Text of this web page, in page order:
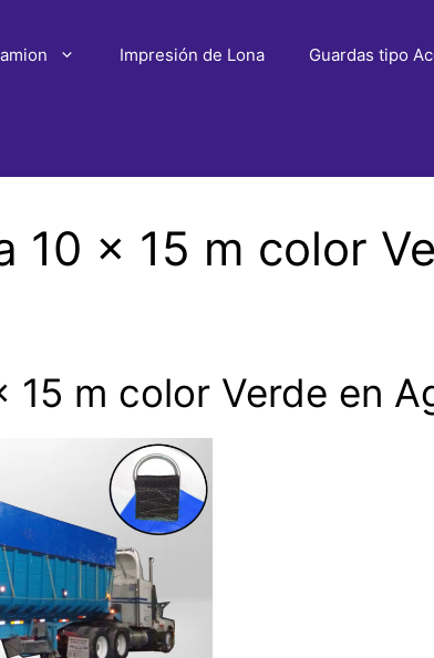
Impresión de Lona Guardas tipo
10 x 15 m color
m color Verde en